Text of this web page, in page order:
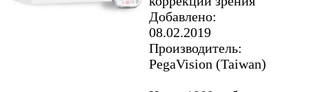
Добавлено:
08.02.2019
Производитель:
PegaVision (Taiwan)